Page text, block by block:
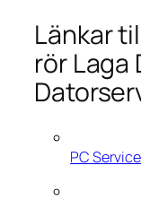
Länkar
rör Laga
PC